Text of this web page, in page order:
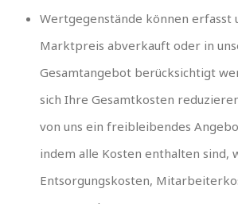
Wertgegenstände können erfasst
Marktpreis abverkauft oder in
Gesamtangebot berücksichtigt
sich Ihre Gesamtkosten
von uns ein freibleibendes
indem alle Kosten enthalten sind,
Entsorgungskosten,